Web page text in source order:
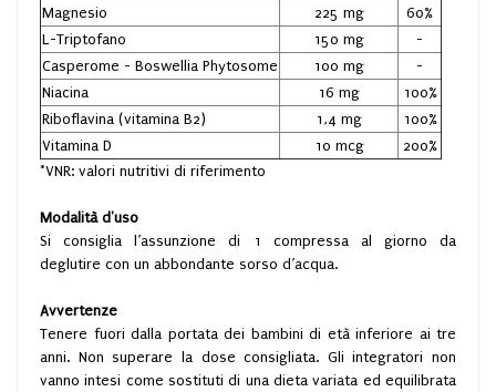
Magnesio
225 mg
60%
L-Triptofano
150 mg
-
Casperome - Boswellia Phytosome
100 mg
-
Niacina
16 mg
100%
Riboflavina (vitamina B2)
1,4 mg
100%
Vitamina D
10 mcg
200%
*VNR: valori nutritivi di riferimento
Modalità d'uso
Si consiglia l’assunzione di 1 compressa al giorno da
deglutire con un abbondante sorso d’acqua.
Avvertenze
Tenere fuori dalla portata dei bambini di età inferiore ai tre
anni. Non superare la dose consigliata. Gli integratori non
vanno intesi come sostituti di una dieta variata ed equilibrata